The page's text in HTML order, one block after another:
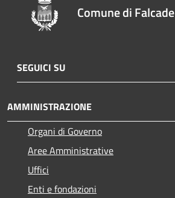
Comune di Falcade
SEGUICI SU
AMMINISTRAZIONE
Organi di Governo
Aree Amministrative
Uffici
Enti e fondazioni